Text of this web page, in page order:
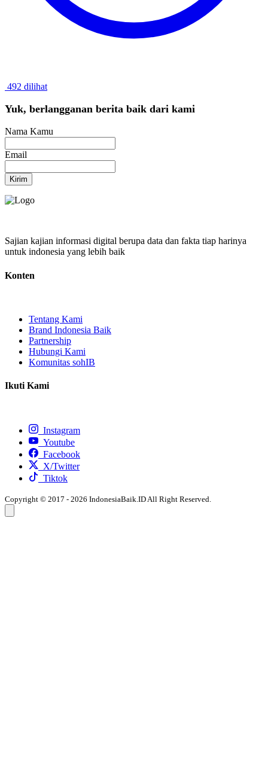
492 dilihat
Yuk, berlangganan berita baik dari kami
Nama Kamu
Email
Kirim
Sajian kajian informasi digital berupa data dan fakta tiap harinya
untuk indonesia yang lebih baik
Konten
Tentang Kami
Brand Indonesia Baik
Partnership
Hubungi Kami
Komunitas sohIB
Ikuti Kami
Instagram
Youtube
Facebook
X/Twitter
Tiktok
Copyright © 2017 - 2026 IndonesiaBaik.ID All Right Reserved.